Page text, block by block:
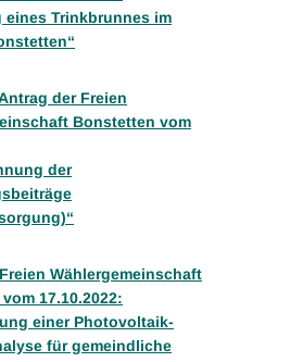
eines Trinkbrunnes im
der Freien
Bonstetten vom
der
Wählergemeinschaft
17.10.2022:
einer Photovoltaik-
für gemeindliche